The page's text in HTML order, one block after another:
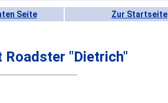
Seite Zur Startseite
Roadster "Dietrich"